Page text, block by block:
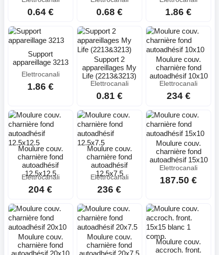
0.64 € 0.68 € 1.86 €
Support
appareillage 3213
Elettrocanali
1.86 €
Support 2
appareillages My
Life (2213&3213)
Elettrocanali
0.81 €
Moulure couv.
charnière fond
autoadhésif 10x10
Elettrocanali
234 €
Moulure couv.
charnière fond
autoadhésif
12.5x12.5
Elettrocanali
204 €
Moulure couv.
charnière fond
autoadhésif
12.5x7.5
Elettrocanali
236 €
Moulure couv.
charnière fond
autoadhésif 15x10
Elettrocanali
187.50 €
Moulure couv.
charnière fond
autoadhésif 20x10
Moulure couv.
charnière fond
autoadhésif 20x7.5
Moulure couv.
accroch. front.